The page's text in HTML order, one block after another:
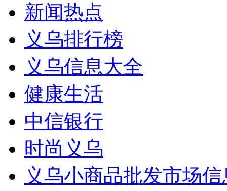
新闻热点
义乌排行榜
义乌信息大全
健康生活
中信银行
时尚义乌
义乌小商品批发市场